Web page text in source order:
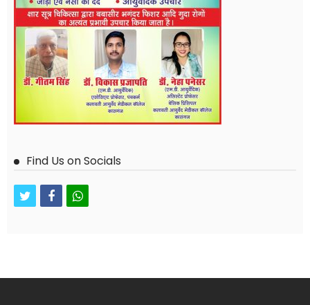
Find Us on Socials
twitterfacebookwhatsapp